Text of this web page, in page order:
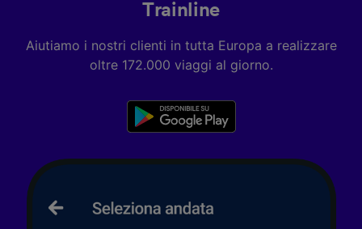
Trainline
Aiutiamo i nostri clienti in tutta Europa a realizzare
oltre 172.000 viaggi al giorno.